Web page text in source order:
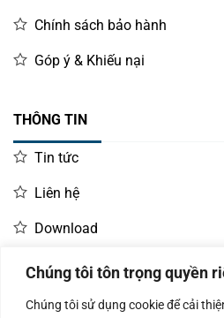
Chúng tôi tôn trọng quyền
Chúng tôi sử dụng cookie để cải
Chính sách bảo hành
Góp ý & Khiếu nại
THÔNG TIN
Tin tức
Liên hệ
Download
LIÊN HỆ MUA HÀNG